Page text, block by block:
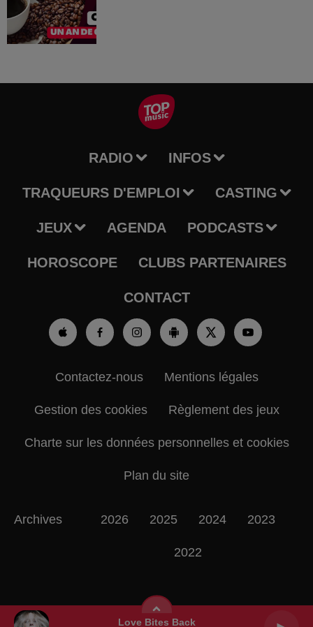
Love Bites Back
RADIO INFOS
TRAQUEURS D'EMPLOI CASTING
JEUX AGENDA PODCASTS
HOROSCOPE CLUBS PARTENAIRES
CONTACT
Contactez-nous Mentions légales
Gestion des cookies Règlement des jeux
Charte sur les données personnelles et cookies
Plan du site
Archives 2026 2025 2024 2023
2022